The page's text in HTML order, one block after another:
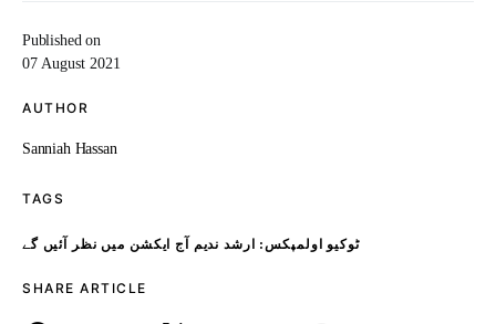
Published on
07 August 2021
AUTHOR
Sanniah Hassan
TAGS
ٹوکیو اولمپکس: ارشد ندیم آج ایکشن میں نظر آئیں گے
SHARE ARTICLE